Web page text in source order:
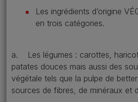
Les ingrédients d’origine
en trois catégories.
a. Les légumes : carottes,
patates douces mais aussi des
végétale tels que la pulpe de
sources de fibres, de minéraux et